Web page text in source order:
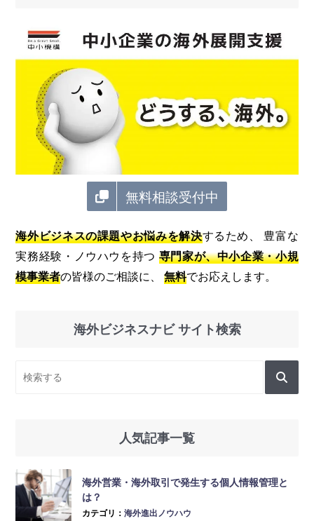
無料相談受付中
海外ビジネスの課題やお悩みを解決するため、 豊富な
実務経験・ノウハウを持つ 専門家が、中小企業・小規
模事業者の皆様のご相談に、無料でお応えします。
海外ビジネスナビ サイト検索
人気記事一覧
海外営業・海外取引で発生する個人情報管理と
は？
カテゴリ：海外進出ノウハウ